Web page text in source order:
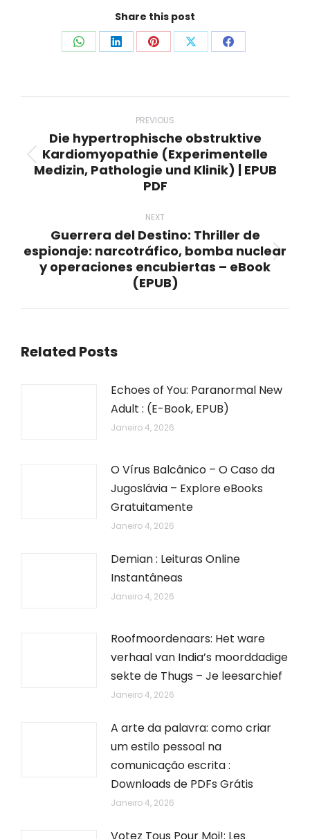
Share this post
Share Share Share Share Share
PREVIOUS
Previous
post:
Die hypertrophische obstruktive
Kardiomyopathie (Experimentelle
Medizin, Pathologie und Klinik) | EPUB
PDF
NEXT
Next
post:
Guerrera del Destino: Thriller de
espionaje: narcotráfico, bomba nuclear
y operaciones encubiertas – eBook
(EPUB)
Related Posts
Echoes of You: Paranormal New
Adult : (E-Book, EPUB)
Janeiro 4, 2026
O Vírus Balcânico – O Caso da
Jugoslávia – Explore eBooks
Gratuitamente
Janeiro 4, 2026
Demian : Leituras Online
Instantâneas
Janeiro 4, 2026
Roofmoordenaars: Het ware
verhaal van India’s moorddadige
sekte de Thugs – Je leesarchief
Janeiro 4, 2026
A arte da palavra: como criar
um estilo pessoal na
comunicação escrita :
Downloads de PDFs Grátis
Janeiro 4, 2026